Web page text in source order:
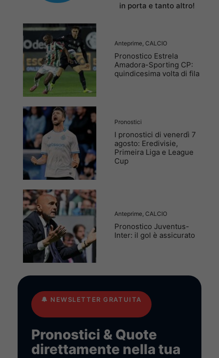
in porta e tanto altro!
Anteprime, CALCIO
Pronostico Estrela
Amadora-Sporting CP:
quindicesima volta di fila
Pronostici
I pronostici di venerdì 7
agosto: Eredivisie,
Primeira Liga e League
Cup
Anteprime, CALCIO
Pronostico Juventus-
Inter: il gol è assicurato
🔔 NEWSLETTER GRATUITA
Pronostici & Quote
direttamente nella tua